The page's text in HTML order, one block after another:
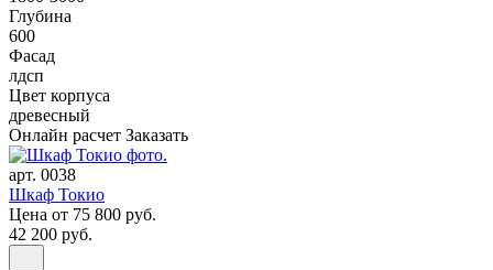
Глубина
600
Фасад
лдсп
Цвет корпуса
древесный
Онлайн расчет Заказать
арт. 0038
Шкаф Токио
Цена от 75 800 руб.
42 200 руб.